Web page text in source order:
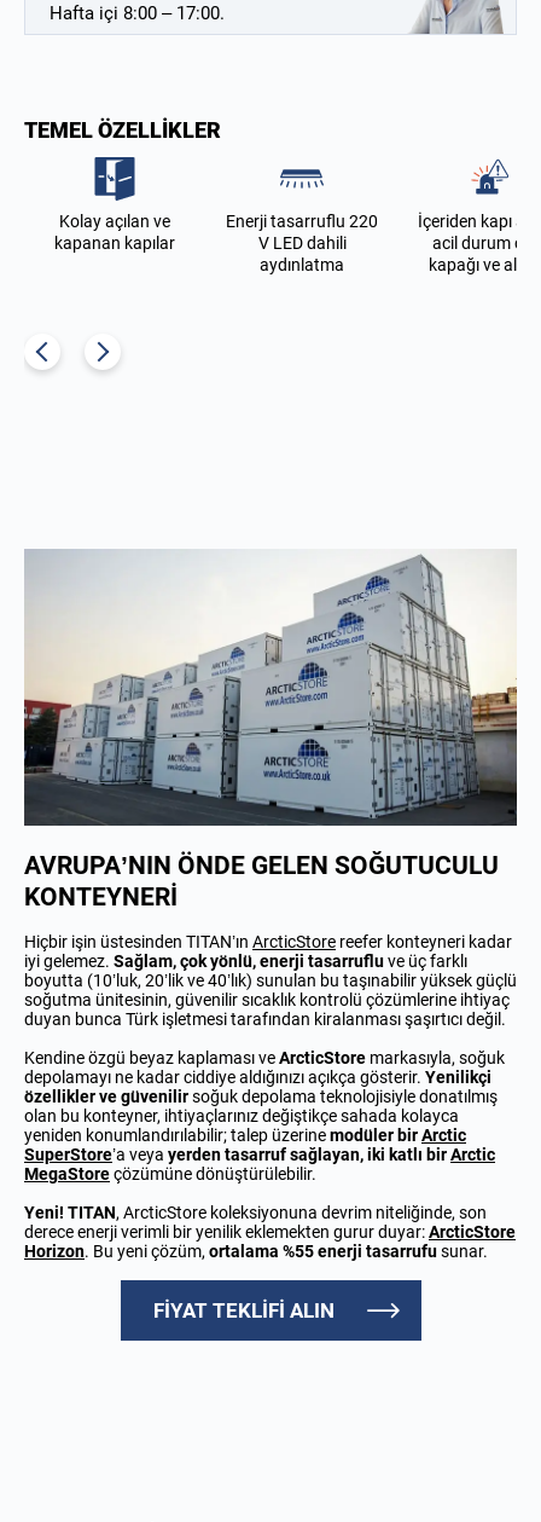
Hafta içi 8:00 – 17:00.
TEMEL ÖZELLIKLER
Kolay açılan ve
kapanan kapılar
Enerji tasarruflu 220
V LED dahili
aydınlatma
İçeriden kapı
acil durum
kapağı ve
AVRUPA’NIN ÖNDE GELEN SOĞUTUCULU
KONTEYNERİ
Hiçbir işin üstesinden TITAN’ın ArcticStore reefer konteyneri kadar
iyi gelemez. Sağlam, çok yönlü, enerji tasarrufluve üç farklı
boyutta (10’luk, 20’lik ve 40’lık) sunulan bu taşınabilir yüksek güçlü
soğutma ünitesinin, güvenilir sıcaklık kontrolü çözümlerine ihtiyaç
duyan bunca Türk işletmesi tarafından kiralanması şaşırtıcı değil.
Kendine özgü beyaz kaplaması veArcticStore markasıyla, soğuk
depolamayı ne kadar ciddiye aldığınızı açıkça gösterir. Yenilikçi
özellikler ve güvenilirsoğuk depolama teknolojisiyle donatılmış
olan bu konteyner, ihtiyaçlarınız değiştikçe sahada kolayca
yeniden konumlandırılabilir; talep üzerinemodüler birArctic
SuperStore’a veya yerden tasarruf sağlayan, iki katlı birArctic
MegaStoreçözümüne dönüştürülebilir.
Yeni! TITAN, ArcticStore koleksiyonuna devrim niteliğinde, son
derece enerji verimli bir yenilik eklemekten gurur duyar:ArcticStore
Horizon. Bu yeni çözüm, ortalama %55 enerji tasarrufusunar.
FİYAT TEKLİFİ ALIN